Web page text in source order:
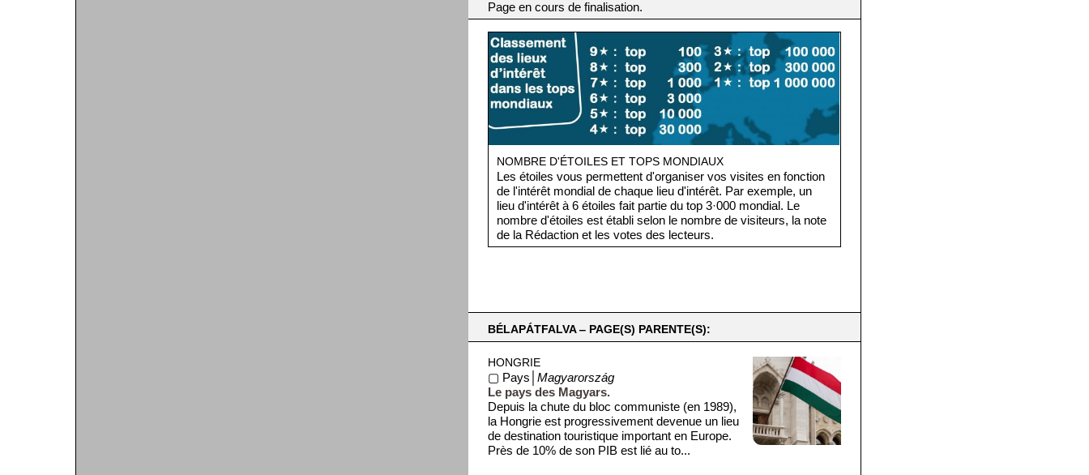
Page en cours de finalisation.
NOMBRE D'ÉTOILES ET TOPS MONDIAUX
Les étoiles vous permettent d'organiser vos visites en fonction
de l'intérêt mondial de chaque lieu d'intérêt. Par exemple, un
lieu d'intérêt à 6 étoiles fait partie du top 3·000 mondial. Le
nombre d'étoiles est établi selon le nombre de visiteurs, la note
de la Rédaction et les votes des lecteurs.
BÉLAPÁTFALVA ‒ PAGE(S) PARENTE(S):
HONGRIE
▢ Pays│Magyarország
Le pays des Magyars.
Depuis la chute du bloc communiste (en 1989),
la Hongrie est progressivement devenue un lieu
de destination touristique important en Europe.
Près de 10% de son PIB est lié au to...